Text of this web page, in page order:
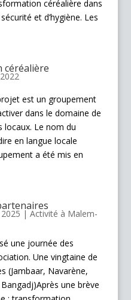
céréalière dans
et d’hygiène. Les
céréalière
est un groupement
dans le domaine de
Le nom du
en langue locale
a été mis en
| Activité à Malem-
une journée des
Une vingtaine de
(Jambaar, Navarène,
une brève